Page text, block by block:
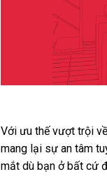
Với ưu thế vượt trội
mang lại sự an tâm
mắt dù bạn ở bất cứ